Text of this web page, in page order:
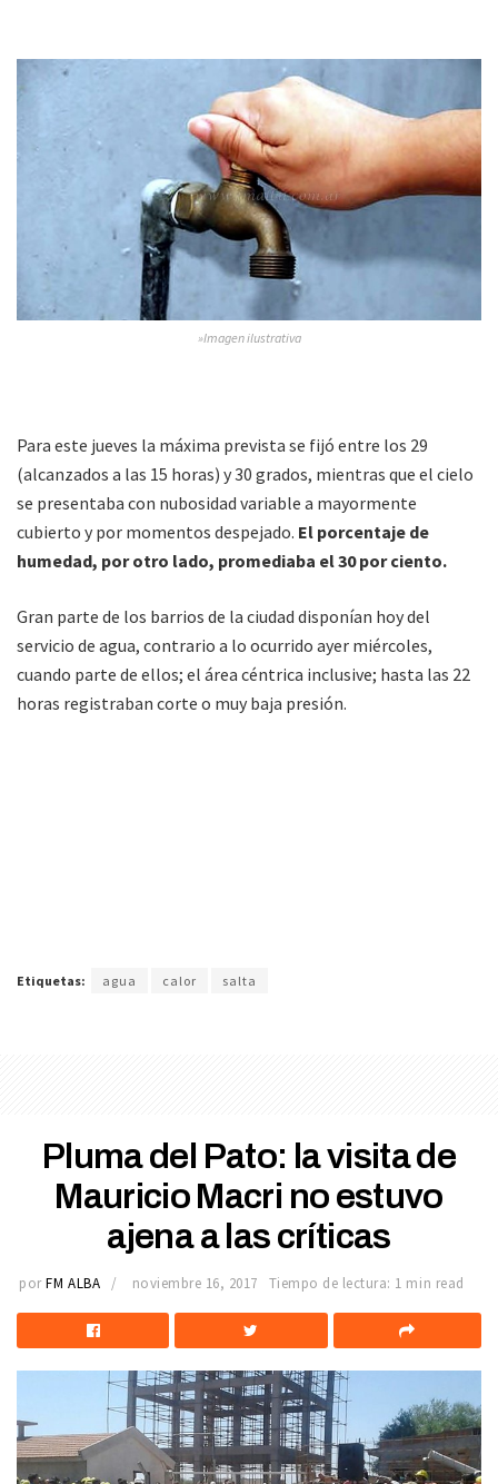
»Imagen ilustrativa
Para este jueves la máxima prevista se fijó entre los 29
(alcanzados a las 15 horas) y 30 grados, mientras que el cielo
se presentaba con nubosidad variable a mayormente
cubierto y por momentos despejado. El porcentaje de
humedad, por otro lado, promediaba el 30 por ciento.
Gran parte de los barrios de la ciudad disponían hoy del
servicio de agua, contrario a lo ocurrido ayer miércoles,
cuando parte de ellos; el área céntrica inclusive; hasta las 22
horas registraban corte o muy baja presión.
Etiquetas: agua calor salta
Pluma del Pato: la visita de
Mauricio Macri no estuvo
ajena a las críticas
por FM ALBA noviembre 16, 2017 Tiempo de lectura: 1 min read